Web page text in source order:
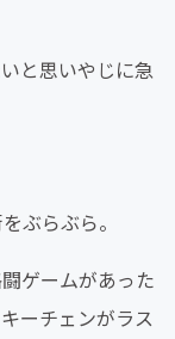
と思いやじに急
ぶらぶら。
ゲームがあった
ーチェンがラス